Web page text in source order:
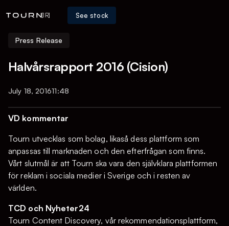
[IR] See stock
Press Release
Halvårsrapport 2016 (Cision)
July 18, 201611:48
VD kommentar
Tourn utvecklas som bolag, likaså dess plattform som
anpassas till marknaden och den efterfrågan som finns.
Vårt slutmål är att Tourn ska vara den självklara plattformen
för reklam i sociala medier i Sverige och i resten av
världen.
TCD och Nyheter24
Tourn Content Discovery, vår rekommendationsplattform,